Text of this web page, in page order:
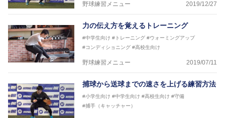
野球練習メニュー 2019/12/27
力の伝え方を覚えるトレーニング
#中学生向け #トレーニング #ウォーミングアップ
#コンディショニング #高校生向け
野球練習メニュー 2019/07/11
捕球から送球までの速さを上げる練習方法
#小学生向け #中学生向け #高校生向け #守備
#捕手（キャッチャー）